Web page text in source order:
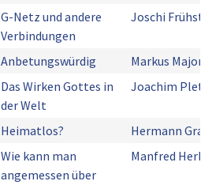
G-Netz und andere
Verbindungen
Joschi
Anbetungswürdig Markus
Das Wirken Gottes in
der Welt
Joachim
Heimatlos? Hermann
Wie kann man
angemessen über
Manfred